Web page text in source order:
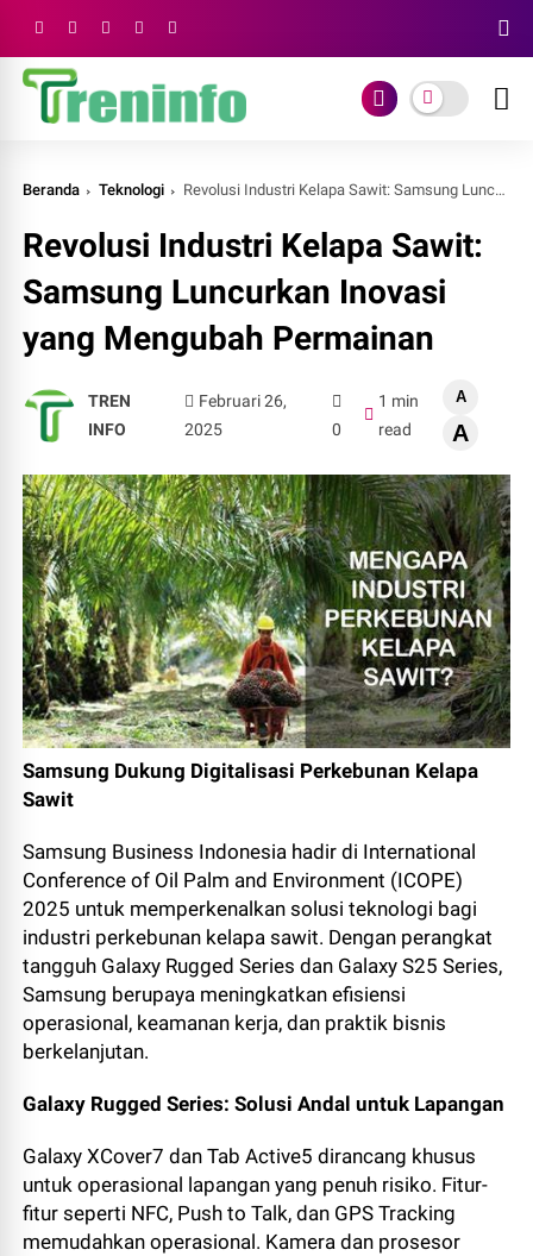
Beranda Teknologi Revolusi Industri Kelapa Sawit: Samsung Luncurkan Inovasi yang Mengubah Permainan
Revolusi Industri Kelapa Sawit:
Samsung Luncurkan Inovasi
yang Mengubah Permainan
TREN
INFO
Februari 26,
2025
0
1 min
read
A
A
Samsung Dukung Digitalisasi Perkebunan Kelapa
Sawit
Samsung Business Indonesia hadir di International
Conference of Oil Palm and Environment (ICOPE)
2025 untuk memperkenalkan solusi teknologi bagi
industri perkebunan kelapa sawit. Dengan perangkat
tangguh Galaxy Rugged Series dan Galaxy S25 Series,
Samsung berupaya meningkatkan efisiensi
operasional, keamanan kerja, dan praktik bisnis
berkelanjutan.
Galaxy Rugged Series: Solusi Andal untuk Lapangan
Galaxy XCover7 dan Tab Active5 dirancang khusus
untuk operasional lapangan yang penuh risiko. Fitur-
fitur seperti NFC, Push to Talk, dan GPS Tracking
memudahkan operasional. Kamera dan prosesor